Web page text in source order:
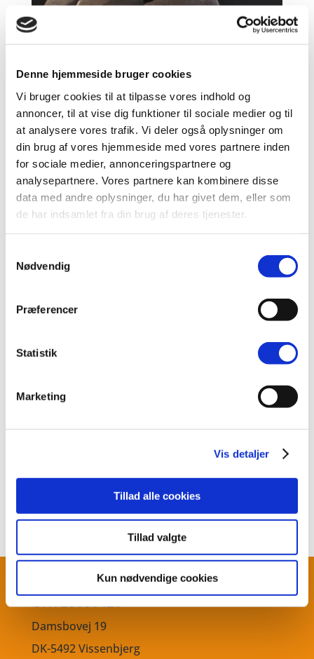
Denne hjemmeside bruger cookies
Vi bruger cookies til at tilpasse vores indhold og
annoncer, til at vise dig funktioner til sociale medier og til
at analysere vores trafik. Vi deler også oplysninger om
din brug af vores hjemmeside med vores partnere inden
for sociale medier, annonceringspartnere og
analysepartnere. Vores partnere kan kombinere disse
data med andre oplysninger, du har givet dem, eller som
de har indsamlet fra din brug af deres tjenester.
Nødvendig
Præferencer
Statistik
Marketing
Vis detaljer
Tillad alle cookies
Tillad valgte
Kun nødvendige cookies
Børsen Gazelle 2018 og 2019
Vi er stolte af at modtage endnu en Børsen Gazelle
pris for 2019, da vi har haft mere end 100% vækst
over de sidste 4 år. Det er vores 2. Gazelle pris.
Stor skulderklap til alle i QRS for et stort og flot
resultat.
Hvad er en gazelle?
regnskabsår hvert år har haft positiv vækst og
samlet set mindst fordoblet omsætningen over de
sit regnskab, beregnes væksten på baggrund af
CVR28686420
Damsbovej 19
DK-5492 Vissenbjerg